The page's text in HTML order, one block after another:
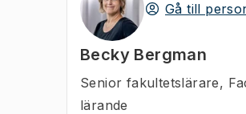
Gå till
Becky Bergman
Senior fakultetslärare,
lärande